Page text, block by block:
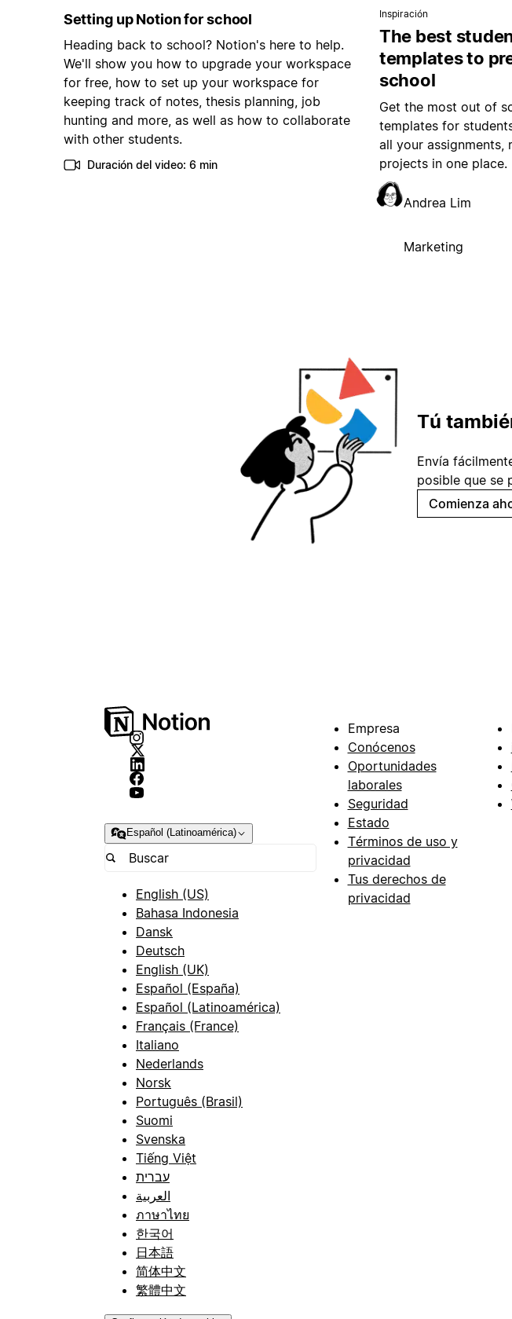
Setting up Notion for school
Heading back to school? Notion's here to help.
We'll show you how to upgrade your workspace
for free, how to set up your workspace for
keeping track of notes, thesis planning, job
hunting and more, as well as how to collaborate
with other students.
Duración del video: 6 min
Inspiración
The best
templates to
school
Get the most out of
templates for
all your assignments,
projects in one place.
Andrea Lim
Marketing
Tú
Envía
posible que se
Comienza
Español (Latinoamérica)
English (US)
Bahasa Indonesia
Dansk
Deutsch
English (UK)
Español (España)
Español (Latinoamérica)
Français (France)
Italiano
Nederlands
Norsk
Português (Brasil)
Suomi
Svenska
Tiếng Việt
עברית
العربية
ภาษาไทย
한국어
日本語
简体中文
繁體中文
Empresa
Conócenos
Oportunidades
laborales
Seguridad
Estado
Términos de uso y
privacidad
Tus derechos de
privacidad